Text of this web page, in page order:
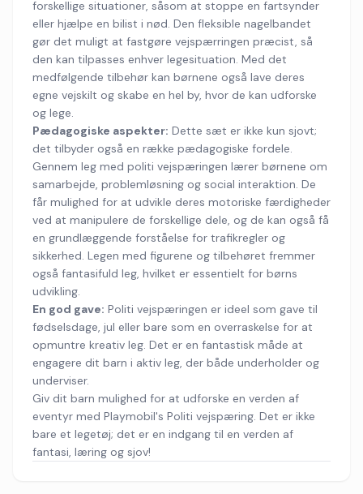
forskellige situationer, såsom at stoppe en fartsynder
eller hjælpe en bilist i nød. Den fleksible nagelbandet
gør det muligt at fastgøre vejspærringen præcist, så
den kan tilpasses enhver legesituation. Med det
medfølgende tilbehør kan børnene også lave deres
egne vejskilt og skabe en hel by, hvor de kan udforske
og lege.
Pædagogiske aspekter: Dette sæt er ikke kun sjovt;
det tilbyder også en række pædagogiske fordele.
Gennem leg med politi vejspæringen lærer børnene om
samarbejde, problemløsning og social interaktion. De
får mulighed for at udvikle deres motoriske færdigheder
ved at manipulere de forskellige dele, og de kan også få
en grundlæggende forståelse for trafikregler og
sikkerhed. Legen med figurene og tilbehøret fremmer
også fantasifuld leg, hvilket er essentielt for børns
udvikling.
En god gave: Politi vejspæringen er ideel som gave til
fødselsdage, jul eller bare som en overraskelse for at
opmuntre kreativ leg. Det er en fantastisk måde at
engagere dit barn i aktiv leg, der både underholder og
underviser.
Giv dit barn mulighed for at udforske en verden af
eventyr med Playmobil's Politi vejspæring. Det er ikke
bare et legetøj; det er en indgang til en verden af
fantasi, læring og sjov!